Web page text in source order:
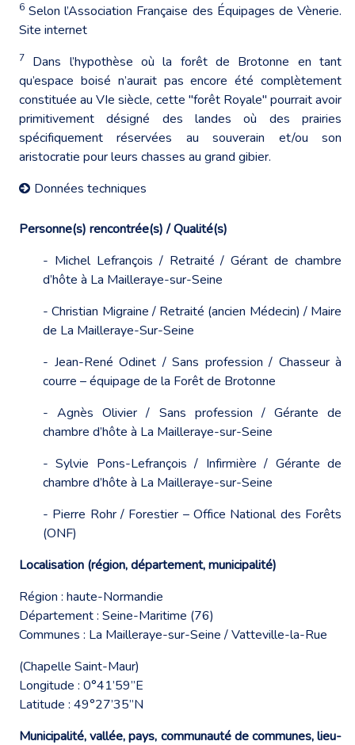
6 Selon l’Association Française des Équipages de Vènerie.
Site internet
7
Dans l’hypothèse où la forêt de Brotonne en tant
qu’espace boisé n’aurait pas encore été complètement
constituée au VIe siècle, cette "forêt Royale" pourrait avoir
primitivement désigné des landes où des prairies
spécifiquement réservées au souverain et/ou son
aristocratie pour leurs chasses au grand gibier.
Données techniques
Personne(s) rencontrée(s) / Qualité(s)
- Michel Lefrançois / Retraité / Gérant de chambre
d’hôte à La Mailleraye-sur-Seine
- Christian Migraine / Retraité (ancien Médecin) / Maire
de La Mailleraye-Sur-Seine
- Jean-René Odinet / Sans profession / Chasseur à
courre – équipage de la Forêt de Brotonne
- Agnès Olivier / Sans profession / Gérante de
chambre d’hôte à La Mailleraye-sur-Seine
- Sylvie Pons-Lefrançois / Infirmière / Gérante de
chambre d’hôte à La Mailleraye-sur-Seine
- Pierre Rohr / Forestier – Office National des Forêts
(ONF)
Localisation (région, département, municipalité)
Région : haute-Normandie
Département : Seine-Maritime (76)
Communes : La Mailleraye-sur-Seine / Vatteville-la-Rue
(Chapelle Saint-Maur)
Longitude : 0°41’59’’E
Latitude : 49°27’35’’N
Municipalité, vallée, pays, communauté de communes, lieu-